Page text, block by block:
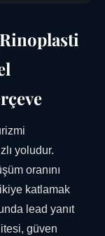
yoludur.
oranını
katlamak
lead yanıt
güven